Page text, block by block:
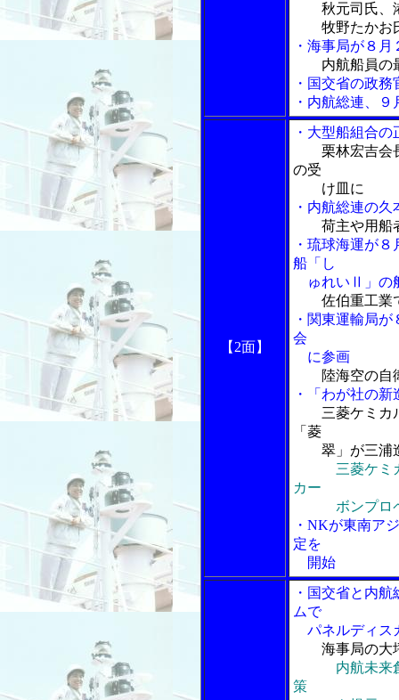
秋元司氏、
牧野たかお氏
・海事局が８
内航船員の
・国交省の政
・内航総連、
【2面】
・大型船組合
栗林宏吉会
の受
け皿に
・内航総連の
荷主や用船
・琉球海運が
船「し
ゅれいⅡ」の
佐伯重工業
・関東運輸局
会
に参画
陸海空の自
・「わが社の新
三菱ケミカ
「菱
翠」が三浦
三菱ケミ
カー
ボンプロペ
・NKが東南ア
定を
開始
・国交省と内
ムで
パネルディス
海事局の大
内航未来
策